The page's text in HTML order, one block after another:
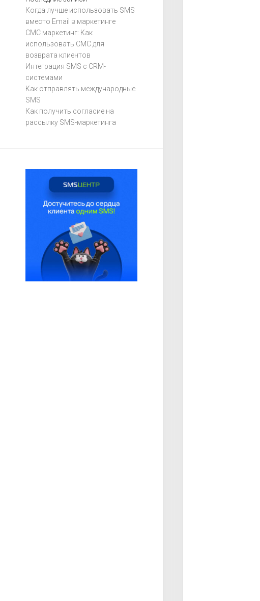
Когда лучше использовать SMS
вместо Email в маркетинге
СМС маркетинг: Как
использовать СМС для
возврата клиентов
Интеграция SMS с CRM-
системами
Как отправлять международные
SMS
Как получить согласие на
рассылку SMS-маркетинга